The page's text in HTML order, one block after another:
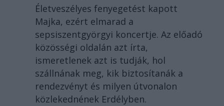
Életveszélyes fenyegetést kapott
Majka, ezért elmarad a
sepsiszentgyörgyi koncertje. Az előadó
közösségi oldalán azt írta,
ismeretlenek azt is tudják, hol
szállnának meg, kik biztosítanák a
rendezvényt és milyen útvonalon
közlekednének Erdélyben.